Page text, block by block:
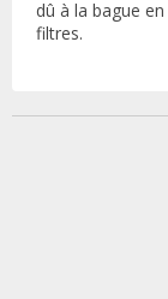
dû à la bague
filtres.